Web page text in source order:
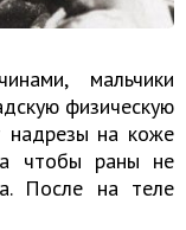
мальчики
физическую
надрезы на коже
чтобы раны не
После на теле